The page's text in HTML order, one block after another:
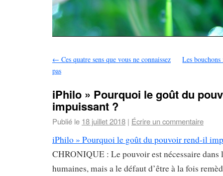
← Ces quatre sens que vous ne connaissez
pas
Les
iPhilo » Pourquoi le goût du
impuissant ?
Publié le 18 juillet 2018 | Écrire un commentaire
iPhilo » Pourquoi le goût du pouvoir rend-il
CHRONIQUE : Le pouvoir est nécessaire dans
humaines, mais a le défaut d’être à la fois